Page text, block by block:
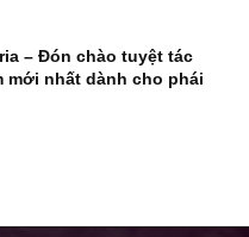
– Đón chào tuyệt tác
mới nhất dành cho phái